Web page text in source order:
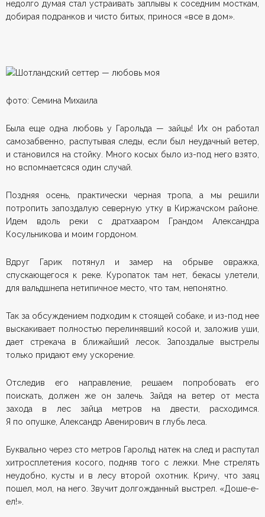
недолго думая стал устраивать заплывы к соседним мосткам,
добирая подранков и чисто битых, принося «все в дом».
фото: Семина Михаила
Была еще одна любовь у Гарольда — зайцы! Их он работал
самозабвенно, распутывая следы, если был неудачный ветер,
и становился на стойку. Много косых было из-под него взято,
но вспомнаетсяся один случай.
Поздняя осень, практически черная тропа, а мы решили
потропить запоздалую северную утку в Киржачском районе.
Идем вдоль реки с дратхааром Грандом Александра
Косульникова и моим гордоном.
Вдруг Гарик потянул и замер на обрыве овражка,
спускающегося к реке. Куропаток там нет, бекасы улетели,
для вальдшнепа нетипичное место, что там, непонятно.
Так за обсуждением подходим к стоящей собаке, и из-под нее
выскакивает полностью перелинявший косой и, заложив уши,
дает стрекача в ближайший лесок. Запоздалые выстрелы
только придают ему ускорение.
Отследив его направление, решаем попробовать его
поискать, должен же он залечь. Зайдя на ветер от места
захода в лес зайца метров на двести, расходимся.
Я по опушке, Александр Авенирович в глубь леса.
Буквально через сто метров Гарольд натек на след и распутал
хитросплетения косого, подняв того с лежки. Мне стрелять
неудобно, кусты и в лесу второй охотник. Кричу, что заяц
пошел, мол, на него. Звучит долгожданный выстрел. «Доше-е-
ел!».